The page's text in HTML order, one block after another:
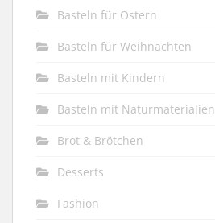
Basteln für Ostern
Basteln für Weihnachten
Basteln mit Kindern
Basteln mit Naturmaterialien
Brot & Brötchen
Desserts
Fashion